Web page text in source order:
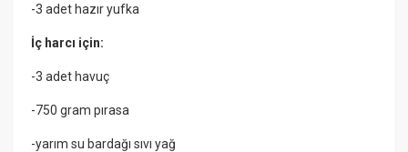
-3 adet hazır yufka
İç harcı için:
-3 adet havuç
-750 gram pırasa
-yarım su bardağı sıvı yağ